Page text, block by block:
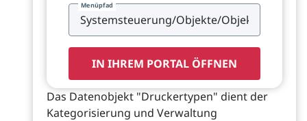
Menüpfad
IN IHREM PORTAL ÖFFNEN
Das Datenobjekt "Druckertypen" dient der
Kategorisierung und Verwaltung